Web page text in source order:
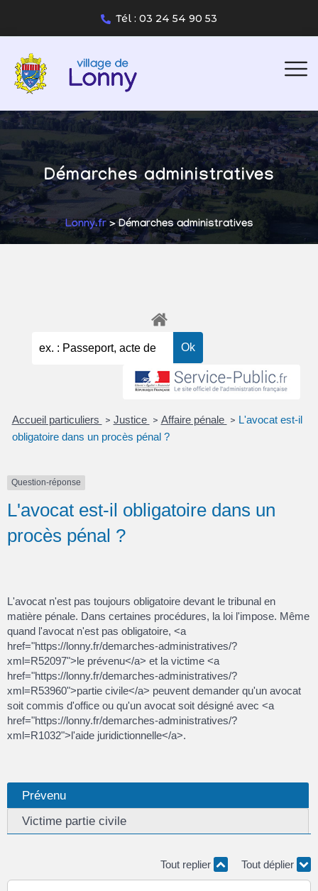
Tél : 03 24 54 90 53
Démarches administratives
Lonny.fr> Démarches administratives
Accueil particuliers > Justice > Affaire pénale > L'avocat est-il
obligatoire dans un procès pénal ?
Question-réponse
L'avocat est-il obligatoire dans un
procès pénal ?
L'avocat n'est pas toujours obligatoire devant le tribunal en
matière pénale. Dans certaines procédures, la loi l'impose. Même
quand l'avocat n'est pas obligatoire, <a
href="https://lonny.fr/demarches-administratives/?
xml=R52097">le prévenu</a> et la victime <a
href="https://lonny.fr/demarches-administratives/?
xml=R53960">partie civile</a> peuvent demander qu'un avocat
soit commis d'office ou qu'un avocat soit désigné avec <a
href="https://lonny.fr/demarches-administratives/?
xml=R1032">l'aide juridictionnelle</a>.
Prévenu
Victime partie civile
Tout replier Tout déplier